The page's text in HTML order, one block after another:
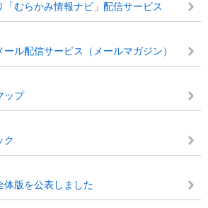
「むらかみ情報ナビ」配信サービス
ル配信サービス（メールマガジン）
ップ
ク
体版を公表しました